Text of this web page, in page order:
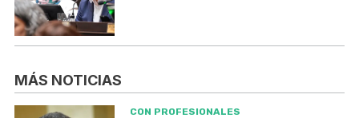
MÁS NOTICIAS
CON PROFESIONALES